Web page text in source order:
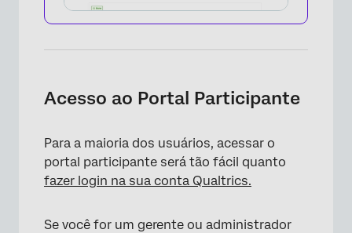
×
Acesso ao Portal Participante
Para a maioria dos usuários, acessar o
portal participante será tão fácil quanto
fazer login na sua conta Qualtrics.
Se você for um gerente ou administrador